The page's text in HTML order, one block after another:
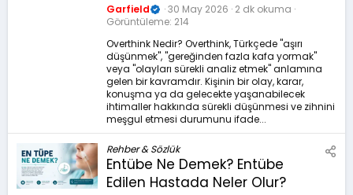
Garfield 30 May 2026 2 dk okuma
Görüntüleme 214
Overthink Nedir? Overthink, Türkçede "aşırı
düşünmek", "gereğinden fazla kafa yormak"
veya "olayları sürekli analiz etmek" anlamına
gelen bir kavramdır. Kişinin bir olay, karar,
konuşma ya da gelecekte yaşanabilecek
ihtimaller hakkında sürekli düşünmesi ve zihnini
meşgul etmesi durumunu ifade...
Rehber & Sözlük
Entübe Ne Demek? Entübe
Edilen Hastada Neler Olur?